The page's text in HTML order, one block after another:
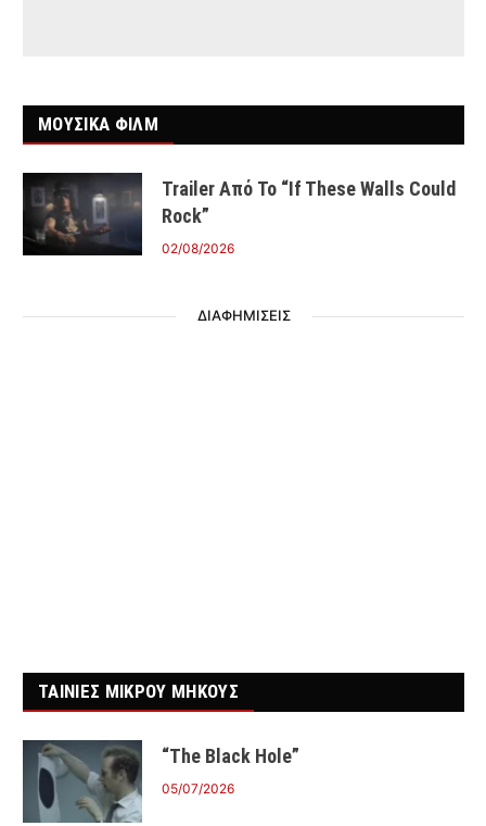
ΜΟΥΣΙΚΑ ΦΙΛΜ
Trailer Από Το “If These Walls Could
Rock”
02/08/2026
ΔΙΑΦΗΜΙΣΕΙΣ
ΤΑΙΝΙΕΣ ΜΙΚΡΟΥ ΜΗΚΟΥΣ
“The Black Hole”
05/07/2026